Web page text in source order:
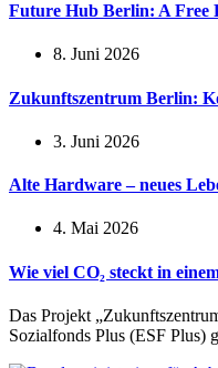
Future Hub Berlin: A Free
8. Juni 2026
Zukunftszentrum Berlin:
3. Juni 2026
Alte Hardware – neues
4. Mai 2026
Wie viel CO₂ steckt in
Das Projekt
Sozialfonds Plus (ESF Plus)